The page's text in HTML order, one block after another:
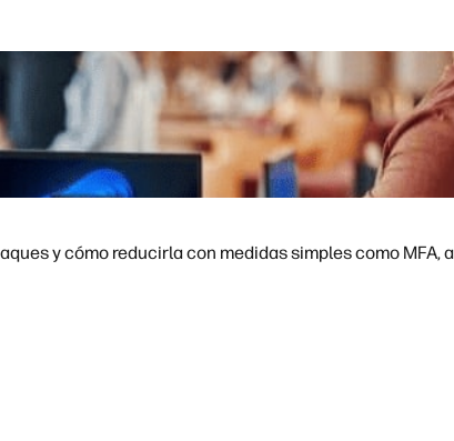
y cómo reducirla con medidas simples como MFA,